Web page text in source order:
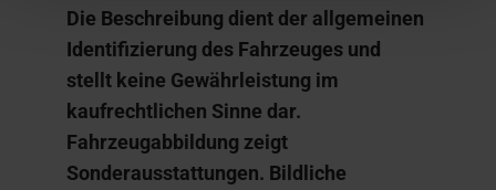
Die Beschreibung dient der allgemeinen
Identifizierung des Fahrzeuges und
stellt keine Gewährleistung im
kaufrechtlichen Sinne dar.
Fahrzeugabbildung zeigt
Sonderausstattungen. Bildliche